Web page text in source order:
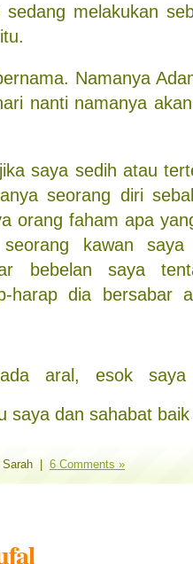
sedang melakukan
Namanya
nanti namanya
saya sedih atau
seorang diri
orang faham apa
kawan
bebelan saya
harap dia bersabar
aral, esok saya
saya dan sahabat
Sarah | 6 Comments »